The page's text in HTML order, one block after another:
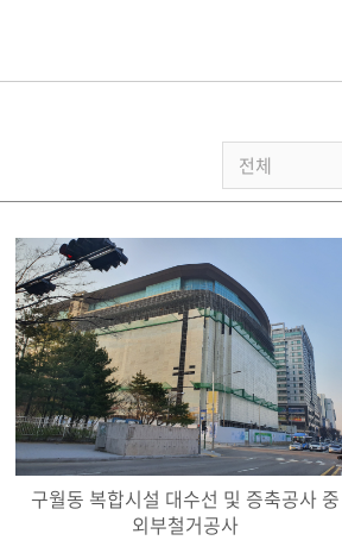
구월동 복합시설 대수선 및 증축공사 중
외부철거공사